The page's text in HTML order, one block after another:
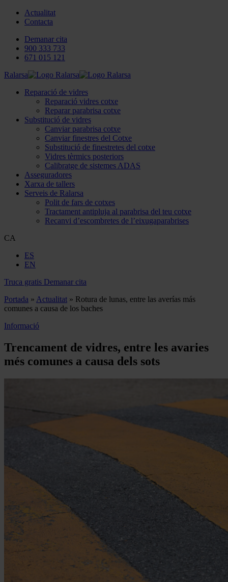
Actualitat
Contacta
Demanar cita
900 333 733
671 015 121
Ralarsa
Reparació de vidres
Reparació vidres cotxe
Reparar parabrisa cotxe
Substitució de vidres
Canviar parabrisa cotxe
Canviar finestres del Cotxe
Substitució de finestretes del cotxe
Vidres tèrmics posteriors
Calibratge de sistemes ADAS
Asseguradores
Xarxa de tallers
Serveis de Ralarsa
Polit de fars de cotxes
Tractament antipluja al parabrisa del teu cotxe
Recanvi d’escombretes de l’eixugaparabrises
CA
ES
EN
Truca gratis Demanar cita
Portada » Actualitat » Rotura de lunas, entre las averías más
comunes a causa de los baches
Informació
Trencament de vidres, entre les avaries
més comunes a causa dels sots